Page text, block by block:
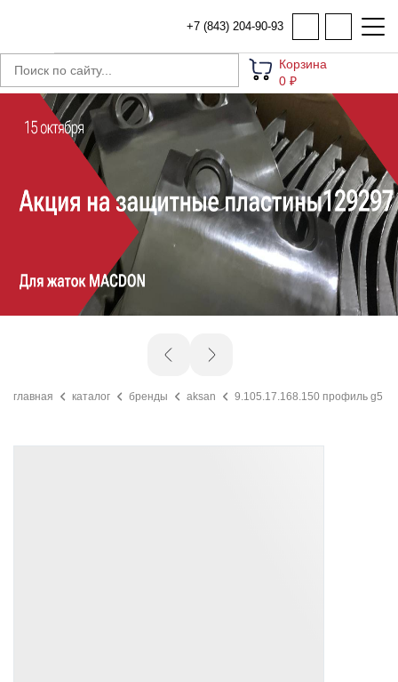
+7 (843) 204-90-93
Корзина
0 ₽
главная каталог бренды aksan 9.105.17.168.150 профиль g5